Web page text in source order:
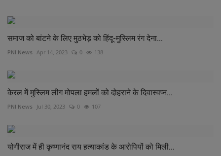
समाज को बांटने के लिए मुठभेड़ को हिंदू-मुस्लिम रंग देना...
PNI News Apr 14, 2023 0 138
केरल में मुस्लिम लीग मोपला हमलों को दोहराने के दिवास्वप्न...
PNI News Jul 30, 2023 0 107
योगीराज में ही कृष्णानंद राय हत्याकांड के आरोपियों को मिली...